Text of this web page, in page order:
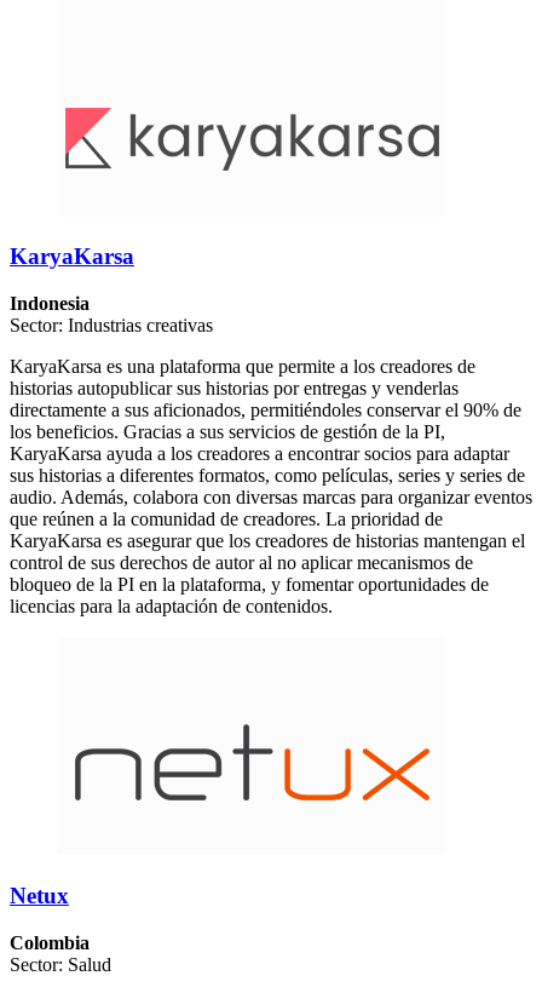
KaryaKarsa
Indonesia
Sector: Industrias creativas
KaryaKarsa es una plataforma que permite a los creadores de
historias autopublicar sus historias por entregas y venderlas
directamente a sus aficionados, permitiéndoles conservar el 90% de
los beneficios. Gracias a sus servicios de gestión de la PI,
KaryaKarsa ayuda a los creadores a encontrar socios para adaptar
sus historias a diferentes formatos, como películas, series y series de
audio. Además, colabora con diversas marcas para organizar eventos
que reúnen a la comunidad de creadores. La prioridad de
KaryaKarsa es asegurar que los creadores de historias mantengan el
control de sus derechos de autor al no aplicar mecanismos de
bloqueo de la PI en la plataforma, y fomentar oportunidades de
licencias para la adaptación de contenidos.
Netux
Colombia
Sector: Salud